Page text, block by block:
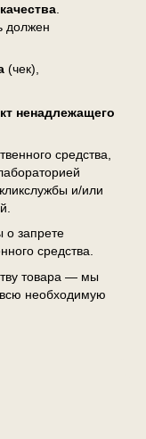
.
должен
(чек),
ненадлежащего
средства,
и/или
о запрете
средства.
товара — мы
всю необходимую